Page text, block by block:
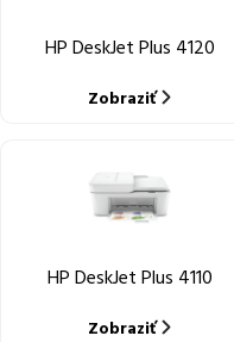
HP DeskJet Plus 4120
Zobraziť
HP DeskJet Plus 4110
Zobraziť